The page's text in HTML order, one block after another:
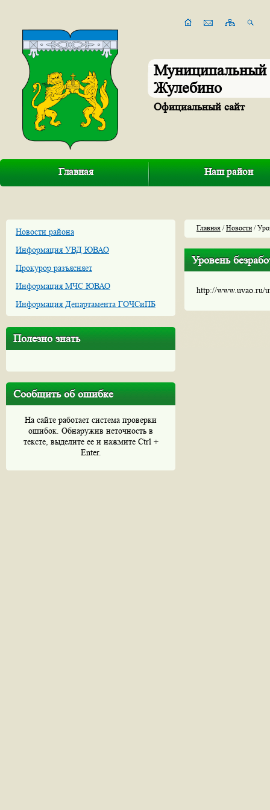
Муниципальный
Жулебино
Официальный сайт
Главная Наш район
Новости района
Информация УВД ЮВАО
Прокурор разъясняет
Информация МЧС ЮВАО
Информация Департамента ГОЧСиПБ
Полезно знать
Сообщить об ошибке
На сайте работает система проверки
ошибок. Обнаружив неточность в
тексте, выделите ее и нажмите Ctrl +
Enter.
Главная /Новости/
Уровень
http://www.uvao.ru/